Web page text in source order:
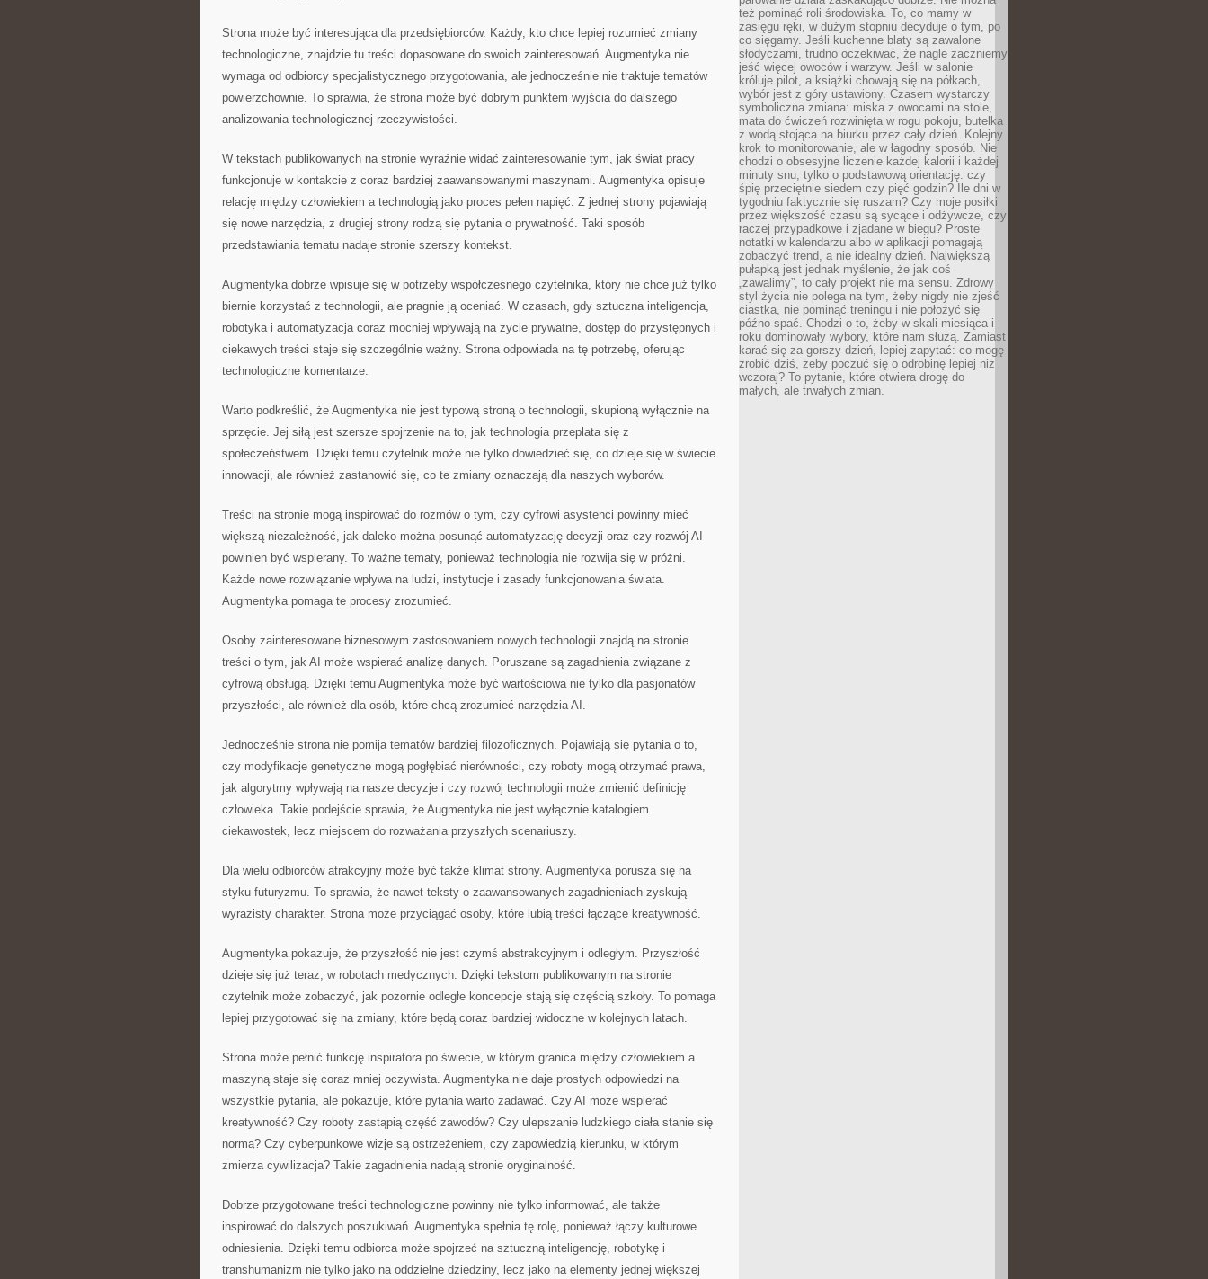
Strona może być interesująca dla przedsiębiorców. Każdy, kto chce lepiej rozumieć zmiany
technologiczne, znajdzie tu treści dopasowane do swoich zainteresowań. Augmentyka nie
wymaga od odbiorcy specjalistycznego przygotowania, ale jednocześnie nie traktuje tematów
powierzchownie. To sprawia, że strona może być dobrym punktem wyjścia do dalszego
analizowania technologicznej rzeczywistości.
W tekstach publikowanych na stronie wyraźnie widać zainteresowanie tym, jak świat pracy
funkcjonuje w kontakcie z coraz bardziej zaawansowanymi maszynami. Augmentyka opisuje
relację między człowiekiem a technologią jako proces pełen napięć. Z jednej strony pojawiają
się nowe narzędzia, z drugiej strony rodzą się pytania o prywatność. Taki sposób
przedstawiania tematu nadaje stronie szerszy kontekst.
Augmentyka dobrze wpisuje się w potrzeby współczesnego czytelnika, który nie chce już tylko
biernie korzystać z technologii, ale pragnie ją oceniać. W czasach, gdy sztuczna inteligencja,
robotyka i automatyzacja coraz mocniej wpływają na życie prywatne, dostęp do przystępnych i
ciekawych treści staje się szczególnie ważny. Strona odpowiada na tę potrzebę, oferując
technologiczne komentarze.
Warto podkreślić, że Augmentyka nie jest typową stroną o technologii, skupioną wyłącznie na
sprzęcie. Jej siłą jest szersze spojrzenie na to, jak technologia przeplata się z
społeczeństwem. Dzięki temu czytelnik może nie tylko dowiedzieć się, co dzieje się w świecie
innowacji, ale również zastanowić się, co te zmiany oznaczają dla naszych wyborów.
Treści na stronie mogą inspirować do rozmów o tym, czy cyfrowi asystenci powinny mieć
większą niezależność, jak daleko można posunąć automatyzację decyzji oraz czy rozwój AI
powinien być wspierany. To ważne tematy, ponieważ technologia nie rozwija się w próżni.
Każde nowe rozwiązanie wpływa na ludzi, instytucje i zasady funkcjonowania świata.
Augmentyka pomaga te procesy zrozumieć.
Osoby zainteresowane biznesowym zastosowaniem nowych technologii znajdą na stronie
treści o tym, jak AI może wspierać analizę danych. Poruszane są zagadnienia związane z
cyfrową obsługą. Dzięki temu Augmentyka może być wartościowa nie tylko dla pasjonatów
przyszłości, ale również dla osób, które chcą zrozumieć narzędzia AI.
Jednocześnie strona nie pomija tematów bardziej filozoficznych. Pojawiają się pytania o to,
czy modyfikacje genetyczne mogą pogłębiać nierówności, czy roboty mogą otrzymać prawa,
jak algorytmy wpływają na nasze decyzje i czy rozwój technologii może zmienić definicję
człowieka. Takie podejście sprawia, że Augmentyka nie jest wyłącznie katalogiem
ciekawostek, lecz miejscem do rozważania przyszłych scenariuszy.
Dla wielu odbiorców atrakcyjny może być także klimat strony. Augmentyka porusza się na
styku futuryzmu. To sprawia, że nawet teksty o zaawansowanych zagadnieniach zyskują
wyrazisty charakter. Strona może przyciągać osoby, które lubią treści łączące kreatywność.
Augmentyka pokazuje, że przyszłość nie jest czymś abstrakcyjnym i odległym. Przyszłość
dzieje się już teraz, w robotach medycznych. Dzięki tekstom publikowanym na stronie
czytelnik może zobaczyć, jak pozornie odległe koncepcje stają się częścią szkoły. To pomaga
lepiej przygotować się na zmiany, które będą coraz bardziej widoczne w kolejnych latach.
Strona może pełnić funkcję inspiratora po świecie, w którym granica między człowiekiem a
maszyną staje się coraz mniej oczywista. Augmentyka nie daje prostych odpowiedzi na
wszystkie pytania, ale pokazuje, które pytania warto zadawać. Czy AI może wspierać
kreatywność? Czy roboty zastąpią część zawodów? Czy ulepszanie ludzkiego ciała stanie się
normą? Czy cyberpunkowe wizje są ostrzeżeniem, czy zapowiedzią kierunku, w którym
zmierza cywilizacja? Takie zagadnienia nadają stronie oryginalność.
Dobrze przygotowane treści technologiczne powinny nie tylko informować, ale także
inspirować do dalszych poszukiwań. Augmentyka spełnia tę rolę, ponieważ łączy kulturowe
odniesienia. Dzięki temu odbiorca może spojrzeć na sztuczną inteligencję, robotykę i
transhumanizm nie tylko jako na oddzielne dziedziny, lecz jako na elementy jednej większej
też pominąć roli środowiska. To, co mamy w
zasięgu ręki, w dużym stopniu decyduje o tym, po
co sięgamy. Jeśli kuchenne blaty są zawalone
słodyczami, trudno oczekiwać, że nagle zaczniemy
jeść więcej owoców i warzyw. Jeśli w salonie
króluje pilot, a książki chowają się na półkach,
wybór jest z góry ustawiony. Czasem wystarczy
symboliczna zmiana: miska z owocami na stole,
mata do ćwiczeń rozwinięta w rogu pokoju, butelka
z wodą stojąca na biurku przez cały dzień. Kolejny
krok to monitorowanie, ale w łagodny sposób. Nie
chodzi o obsesyjne liczenie każdej kalorii i każdej
minuty snu, tylko o podstawową orientację: czy
śpię przeciętnie siedem czy pięć godzin? Ile dni w
tygodniu faktycznie się ruszam? Czy moje posiłki
przez większość czasu są sycące i odżywcze, czy
raczej przypadkowe i zjadane w biegu? Proste
notatki w kalendarzu albo w aplikacji pomagają
zobaczyć trend, a nie idealny dzień. Największą
pułapką jest jednak myślenie, że jak coś
„zawalimy”, to cały projekt nie ma sensu. Zdrowy
styl życia nie polega na tym, żeby nigdy nie zjeść
ciastka, nie pominąć treningu i nie położyć się
późno spać. Chodzi o to, żeby w skali miesiąca i
roku dominowały wybory, które nam służą. Zamiast
karać się za gorszy dzień, lepiej zapytać: co mogę
zrobić dziś, żeby poczuć się o odrobinę lepiej niż
wczoraj? To pytanie, które otwiera drogę do
małych, ale trwałych zmian.